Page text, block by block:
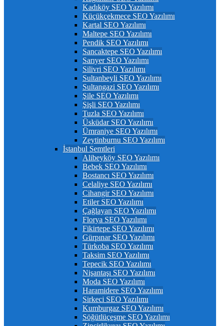
Kadıköy SEO Yazılımı
Küçükçekmece SEO Yazılımı
Kartal SEO Yazılımı
Maltepe SEO Yazılımı
Pendik SEO Yazılımı
Sancaktepe SEO Yazılımı
Sarıyer SEO Yazılımı
Silivri SEO Yazılımı
Sultanbeyli SEO Yazılımı
Sultangazi SEO Yazılımı
Şile SEO Yazılımı
Şişli SEO Yazılımı
Tuzla SEO Yazılımı
Üsküdar SEO Yazılımı
Ümraniye SEO Yazılımı
Zeytinburnu SEO Yazılımı
İstanbul Semtleri
Alibeyköy SEO Yazılımı
Bebek SEO Yazılımı
Bostancı SEO Yazılımı
Celaliye SEO Yazılımı
Cihangir SEO Yazılımı
Etiler SEO Yazılımı
Çağlayan SEO Yazılımı
Florya SEO Yazılımı
Fikirtepe SEO Yazılımı
Gürpınar SEO Yazılımı
Türkoba SEO Yazılımı
Taksim SEO Yazılımı
Tepecik SEO Yazılımı
Nişantaşı SEO Yazılımı
Moda SEO Yazılımı
Haramidere SEO Yazılımı
Sirkeci SEO Yazılımı
Kumburgaz SEO Yazılımı
Söğütlüçeşme SEO Yazılımı